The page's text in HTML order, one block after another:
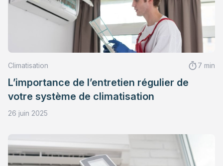
Climatisation 7 min
L’importance de l’entretien régulier de
votre système de climatisation
26 juin 2025